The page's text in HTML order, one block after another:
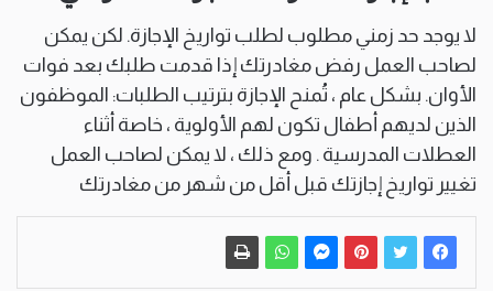
لا يوجد حد زمني مطلوب لطلب تواريخ الإجازة. لكن يمكن
لصاحب العمل رفض مغادرتك إذا قدمت طلبك بعد فوات
الأوان. بشكل عام ، تُمنح الإجازة بترتيب الطلبات: الموظفون
الذين لديهم أطفال تكون لهم الأولوية ، خاصة أثناء
العطلات المدرسية . ومع ذلك ، لا يمكن لصاحب العمل
تغيير تواريخ إجازتك قبل أقل من شهر من مغادرتك